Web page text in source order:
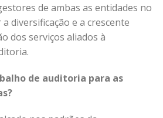
de ambas as entidades no
diversificação e a crescente
dos serviços aliados à
de auditoria para as